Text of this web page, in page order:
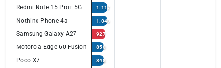
Redmi Note 15 Pro+ 5G 1.117
Nothing Phone 4a 1.040
Samsung Galaxy A27 927
Motorola Edge 60 Fusion 850
Poco X7 848